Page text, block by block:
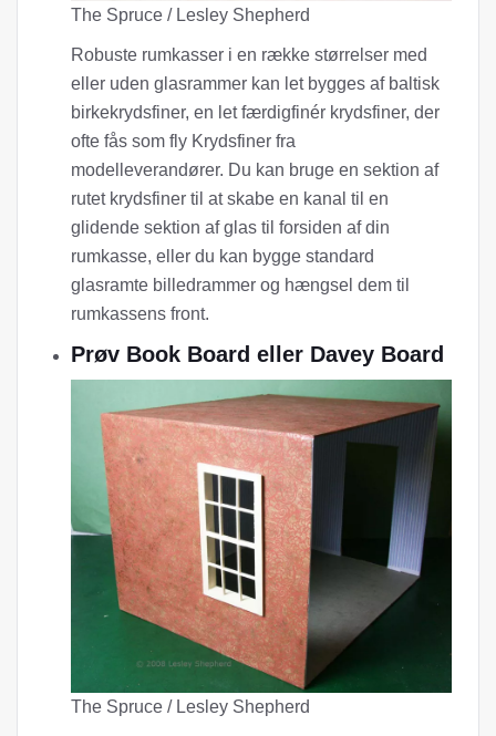
The Spruce / Lesley Shepherd
Robuste rumkasser i en række størrelser med
eller uden glasrammer kan let bygges af baltisk
birkekrydsfiner, en let færdigfinér krydsfiner, der
ofte fås som fly Krydsfiner fra
modelleverandører. Du kan bruge en sektion af
rutet krydsfiner til at skabe en kanal til en
glidende sektion af glas til forsiden af ​​din
rumkasse, eller du kan bygge standard
glasramte billedrammer og hængsel dem til
rumkassens front.
Prøv Book Board eller Davey Board
The Spruce / Lesley Shepherd